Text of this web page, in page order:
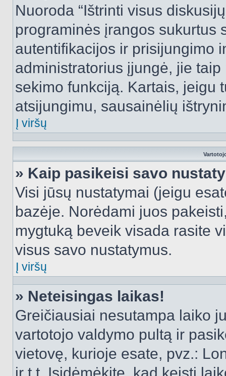
Nuoroda “Ištrinti visus
programinės įrangos sukurtus
autentifikacijos ir prisijungimo
administratorius įjungė, jie
sekimo funkciją. Kartais, jeigu
atsijungimu, sausainėlių
Į viršų
» Kaip pasikeisi savo
Visi jūsų nustatymai (jeigu
bazėje. Norėdami juos
mygtuką beveik visada rasite
visus savo nustatymus.
Į viršų
» Neteisingas laikas!
Greičiausiai nesutampa laiko
vartotojo valdymo pultą ir
vietovę, kurioje esate, pvz.: